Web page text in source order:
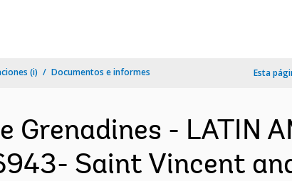
(i) Documentos e informes Esta
Grenadines - LATIN
Saint Vincent